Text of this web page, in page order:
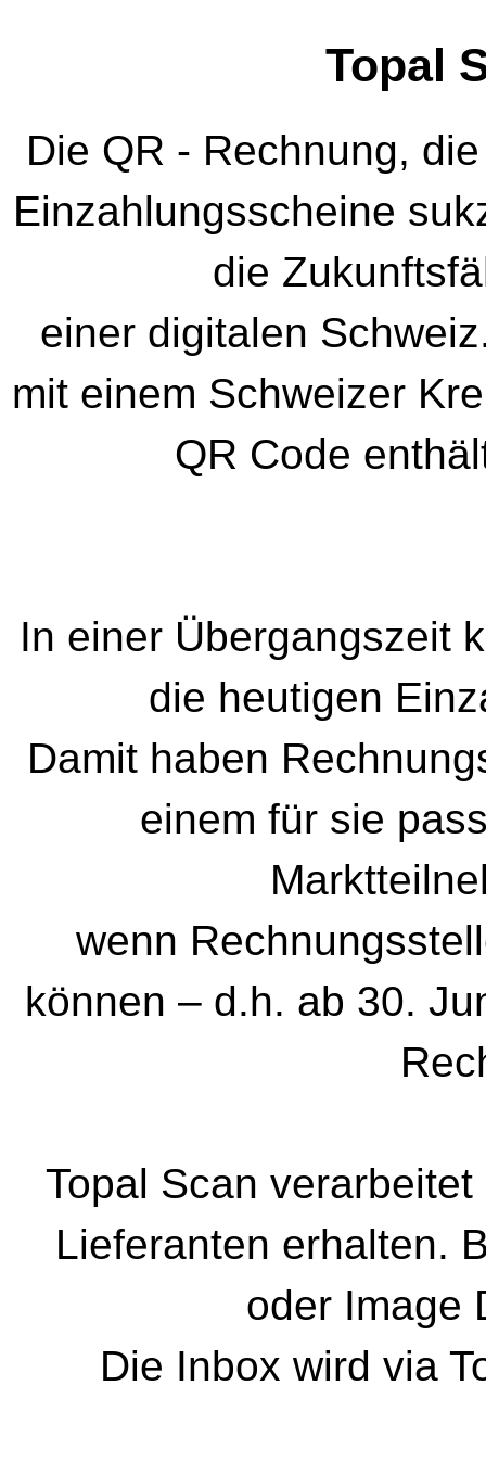
Topal
Die QR - Rechnung,
Einzahlungsscheine
die
einer digitalen
mit einem Schweizer
QR Code
In einer Übergangszeit
die heutigen
Damit haben
einem für sie
wenn
können – d.h. ab 30.
Topal Scan
Lieferanten erhalten.
oder Image
Die Inbox wird via